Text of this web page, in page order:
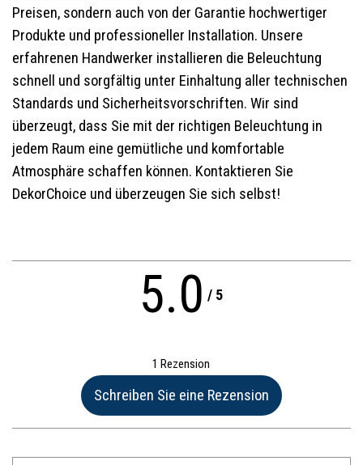
Preisen, sondern auch von der Garantie hochwertiger
Produkte und professioneller Installation. Unsere
erfahrenen Handwerker installieren die Beleuchtung
schnell und sorgfältig unter Einhaltung aller technischen
Standards und Sicherheitsvorschriften. Wir sind
überzeugt, dass Sie mit der richtigen Beleuchtung in
jedem Raum eine gemütliche und komfortable
Atmosphäre schaffen können. Kontaktieren Sie
DekorChoice und überzeugen Sie sich selbst!
5.0 / 5
1 Rezension